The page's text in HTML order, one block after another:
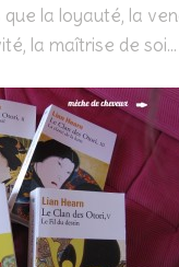
la loyauté, la
la maîtrise de soi…